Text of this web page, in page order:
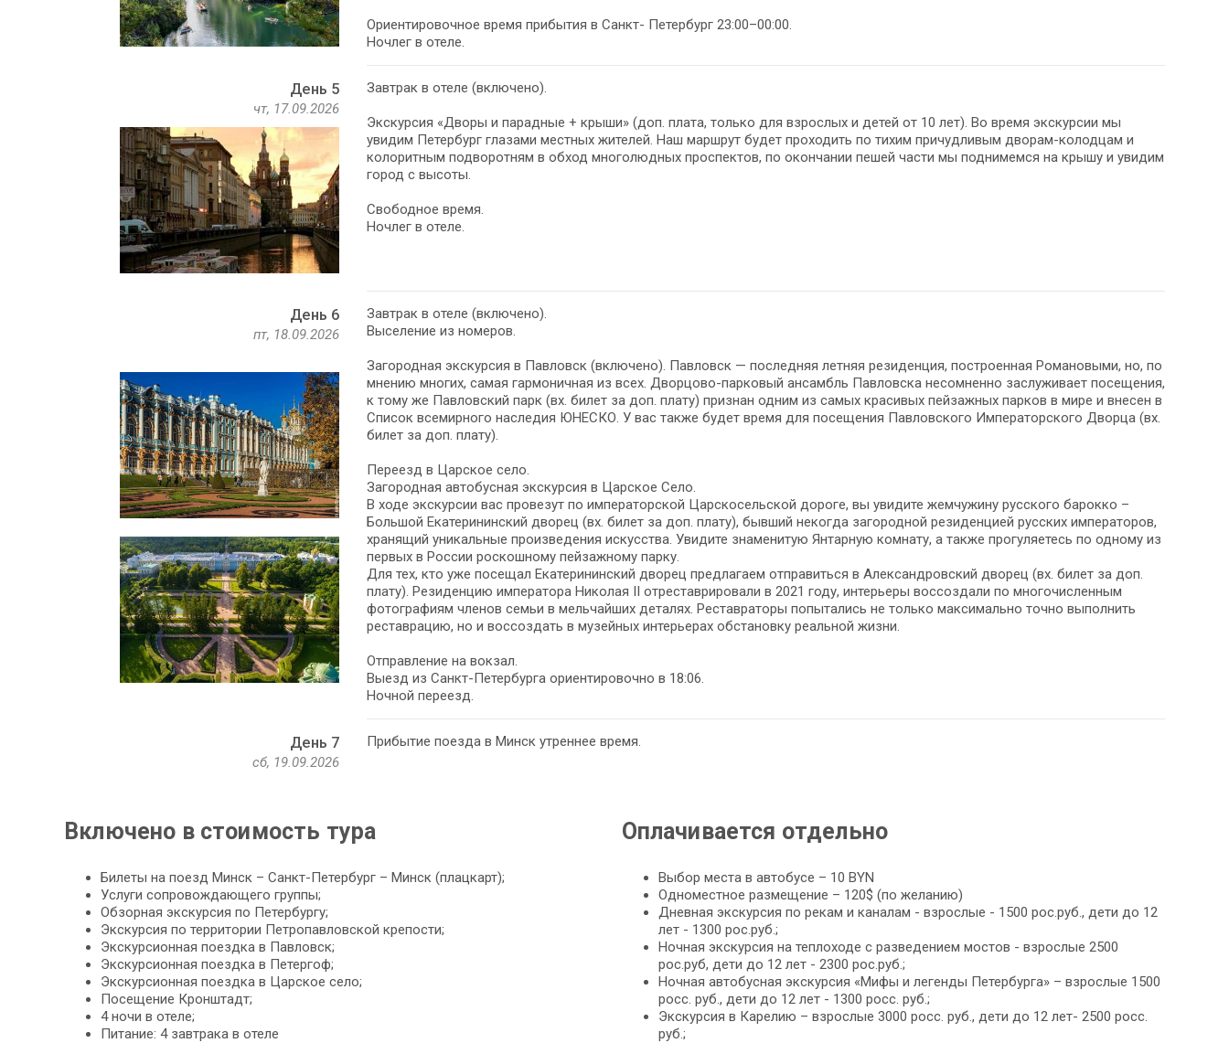
Ориентировочное время прибытия в Санкт- Петербург 23:00–00:00.
Ночлег в отеле.
День 5
чт, 17.09.2026
Завтрак в отеле (включено).
Экскурсия «Дворы и парадные + крыши» (доп. плата, только для взрослых и детей от 10 лет). Во время экскурсии мы
увидим Петербург глазами местных жителей. Наш маршрут будет проходить по тихим причудливым дворам-колодцам и
колоритным подворотням в обход многолюдных проспектов, по окончании пешей части мы поднимемся на крышу и увидим
город с высоты.
Свободное время.
Ночлег в отеле.
День 6
пт, 18.09.2026
Завтрак в отеле (включено).
Выселение из номеров.
Загородная экскурсия в Павловск (включено). Павловск — последняя летняя резиденция, построенная Романовыми, но, по
мнению многих, самая гармоничная из всех. Дворцово-парковый ансамбль Павловска несомненно заслуживает посещения,
к тому же Павловский парк (вх. билет за доп. плату) признан одним из самых красивых пейзажных парков в мире и внесен в
Список всемирного наследия ЮНЕСКО. У вас также будет время для посещения Павловского Императорского Дворца (вх.
билет за доп. плату).
Переезд в Царское село.
Загородная автобусная экскурсия в Царское Село.
В ходе экскурсии вас провезут по императорской Царскосельской дороге, вы увидите жемчужину русского барокко –
Большой Екатерининский дворец (вх. билет за доп. плату), бывший некогда загородной резиденцией русских императоров,
хранящий уникальные произведения искусства. Увидите знаменитую Янтарную комнату, а также прогуляетесь по одному из
первых в России роскошному пейзажному парку.
Для тех, кто уже посещал Екатерининский дворец предлагаем отправиться в Александровский дворец (вх. билет за доп.
плату). Резиденцию императора Николая II отреставрировали в 2021 году, интерьеры воссоздали по многочисленным
фотографиям членов семьи в мельчайших деталях. Реставраторы попытались не только максимально точно выполнить
реставрацию, но и воссоздать в музейных интерьерах обстановку реальной жизни.
Отправление на вокзал.
Выезд из Санкт-Петербурга ориентировочно в 18:06.
Ночной переезд.
День 7
сб, 19.09.2026
Прибытие поезда в Минск утреннее время.
Включено в стоимость тура
Билеты на поезд Минск – Санкт-Петербург – Минск (плацкарт);
Услуги сопровождающего группы;
Обзорная экскурсия по Петербургу;
Экскурсия по территории Петропавловской крепости;
Экскурсионная поездка в Павловск;
Экскурсионная поездка в Петергоф;
Экскурсионная поездка в Царское село;
Посещение Кронштадт;
4 ночи в отеле;
Питание: 4 завтрака в отеле
Оплачивается отдельно
Выбор места в автобусе – 10 BYN
Одноместное размещение – 120$ (по желанию)
Дневная экскурсия по рекам и каналам - взрослые - 1500 рос.руб., дети до 12
лет - 1300 рос.руб.;
Ночная экскурсия на теплоходе с разведением мостов - взрослые 2500
рос.руб, дети до 12 лет - 2300 рос.руб.;
Ночная автобусная экскурсия «Мифы и легенды Петербурга» – взрослые 1500
росс. руб., дети до 12 лет - 1300 росс. руб.;
Экскурсия в Карелию – взрослые 3000 росс. руб., дети до 12 лет- 2500 росс.
руб.;